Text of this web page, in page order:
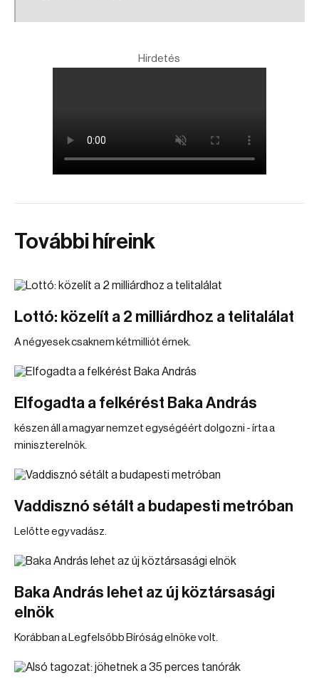
Hirdetés
További híreink
Lottó: közelít a 2 milliárdhoz a telitalálat
A négyesek csaknem kétmilliót érnek.
Elfogadta a felkérést Baka András
készen áll a magyar nemzet egységéért dolgozni - írta a
miniszterelnök.
Vaddisznó sétált a budapesti metróban
Lelőtte egy vadász.
Baka András lehet az új köztársasági
elnök
Korábban a Legfelsőbb Bíróság elnöke volt.